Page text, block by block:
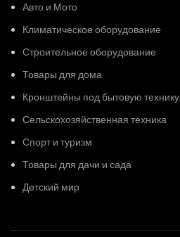
Авто и Мото
Климатическое оборудование
Строительное оборудование
Товары для дома
Кронштейны под бытовую технику
Сельскохозяйственная техника
Спорт и туризм
Товары для дачи и сада
Детский мир